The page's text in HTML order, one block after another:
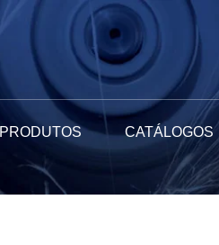
PRODUTOS CATÁLOGOS